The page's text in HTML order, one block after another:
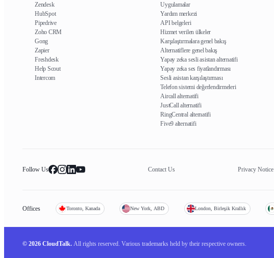
Zendesk
HubSpot
Pipedrive
Zoho CRM
Gong
Zapier
Freshdesk
Help Scout
Intercom
Uygulamalar
Yardım merkezi
API belgeleri
Hizmet verilen ülkeler
Karşılaştırmalara genel bakış
Alternatiflere genel bakış
Yapay zeka sesli asistan alternatifi
Yapay zeka ses fiyatlandırması
Sesli asistan karşılaştırması
Telefon sistemi değerlendirmeleri
Aircall alternatifi
JustCall alternatifi
RingCentral alternatifi
Five9 alternatifi
Follow Us Contact Us Privacy Notice
Offices Toronto, Kanada New York, ABD London, Birleşik Krallık
© 2026 CloudTalk. All rights reserved. Various trademarks held by their respective owners.